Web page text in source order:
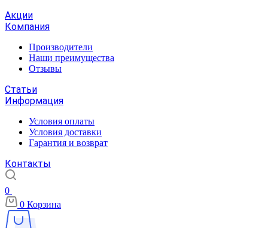
Акции
Компания
Производители
Наши преимущества
Отзывы
Статьи
Информация
Условия оплаты
Условия доставки
Гарантия и возврат
Контакты
0
0 Корзина